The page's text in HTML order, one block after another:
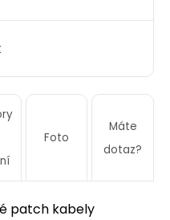
Foto
Máte
dotaz?
patch kabely